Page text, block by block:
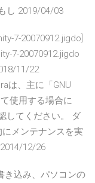
し 2019/04/03
7-20070912.jigdo]
7-20070912.jigdo
11/22
は、主に「GNU
使用する場合に
してください。 ダ
メンテナンスを実
12/26
き込み、パソコンの